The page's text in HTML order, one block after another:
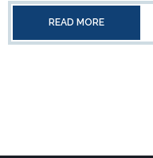
READ MORE